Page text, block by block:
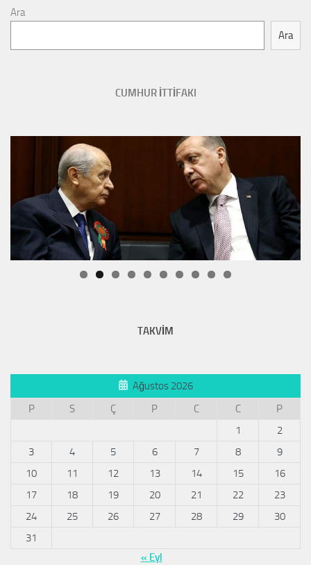
Ara
Ara
CUMHUR İTTİFAKI
TAKVİM
Ağustos 2026
P
S Ç P C C
P
1
2
3
4 5 6 7 8
9
10
11 12 13 14 15
16
17
18 19 20 21 22
23
24
25 26 27 28 29
30
31
« Eyl